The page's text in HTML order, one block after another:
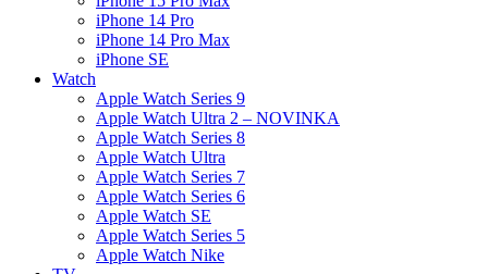
iPhone 14 Pro
iPhone 14 Pro Max
iPhone SE
Watch
Apple Watch Series 9
Apple Watch Ultra 2 – NOVINKA
Apple Watch Series 8
Apple Watch Ultra
Apple Watch Series 7
Apple Watch Series 6
Apple Watch SE
Apple Watch Series 5
Apple Watch Nike